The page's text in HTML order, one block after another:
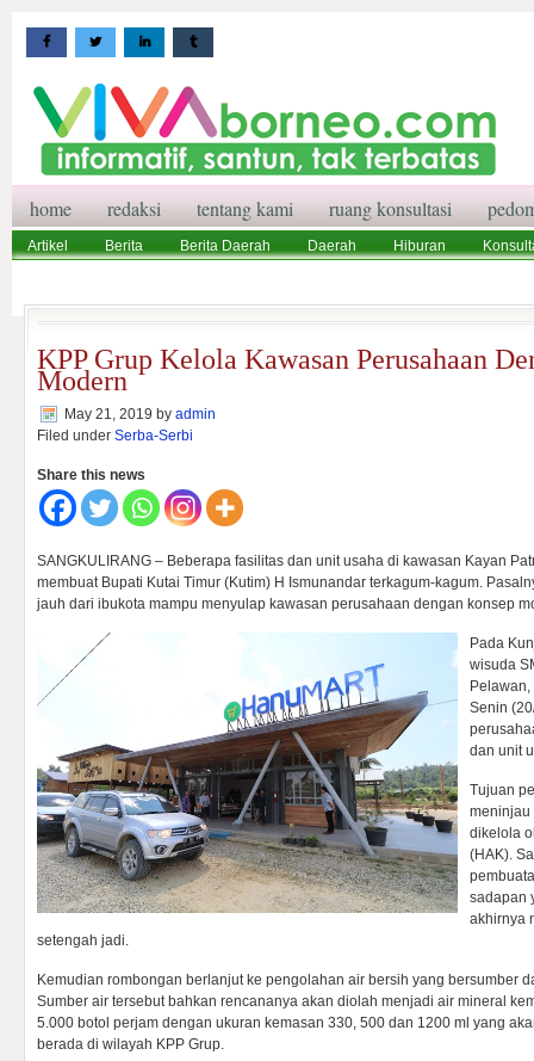
home redaksi tentang kami ruang konsultasi
Artikel Berita Berita Daerah Daerah Hiburan
KPP Grup Kelola Kawasan Perusahaan
Modern
May 21, 2019 by admin
Filed under Serba-Serbi
Share this news
SANGKULIRANG – Beberapa fasilitas dan unit usaha di kawasan Kayan
membuat Bupati Kutai Timur (Kutim) H Ismunandar terkagum-kagum.
jauh dari ibukota mampu menyulap kawasan perusahaan dengan konsep
Pada
wisuda
Senin
dan unit
Tujuan
meninjau
dikelola
(HAK).
sadapan
akhirnya
setengah jadi.
Kemudian rombongan berlanjut ke pengolahan air bersih yang bersumber
Sumber air tersebut bahkan rencananya akan diolah menjadi air mineral
5.000 botol perjam dengan ukuran kemasan 330, 500 dan 1200 ml yang
berada di wilayah KPP Grup.